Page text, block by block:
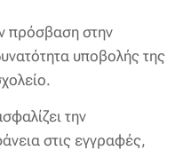
πρόσβαση στην
υποβολής της
την
στις εγγραφές,